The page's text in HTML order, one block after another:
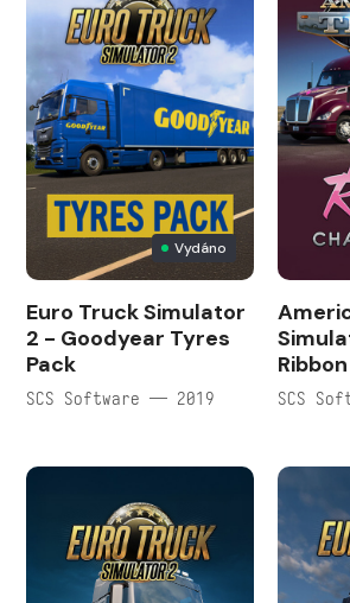
Vydáno
Euro Truck Simulator
2 - Goodyear Tyres
Pack
SCS Software — 2019 SCS